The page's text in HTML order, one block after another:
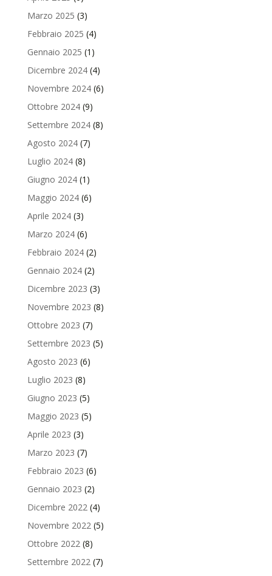
Marzo 2025 (3)
Febbraio 2025 (4)
Gennaio 2025 (1)
Dicembre 2024(4)
Novembre 2024(6)
Ottobre 2024(9)
Settembre 2024(8)
Agosto 2024(7)
Luglio 2024(8)
Giugno 2024(1)
Maggio 2024(6)
Aprile 2024(3)
Marzo 2024(6)
Febbraio 2024(2)
Gennaio 2024(2)
Dicembre 2023 (3)
Novembre 2023 (8)
Ottobre 2023 (7)
Settembre 2023 (5)
Agosto 2023 (6)
Luglio 2023 (8)
Giugno 2023 (5)
Maggio 2023 (5)
Aprile 2023 (3)
Marzo 2023 (7)
Febbraio 2023 (6)
Gennaio 2023 (2)
Dicembre 2022(4)
Novembre 2022(5)
Ottobre 2022(8)
Settembre 2022(7)